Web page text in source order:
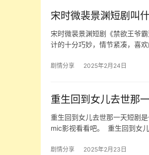
宋时微裴景渊短剧叫
宋时微裴景渊短剧《禁欲王爷
计的十分巧妙，情节紧凑，喜
剧情分享 2025年2月24日
重生回到女儿去世那
重生回到女儿去世那一天短剧
mic影视看看吧。 ​ 重生回到女
剧情分享 2025年2月23日